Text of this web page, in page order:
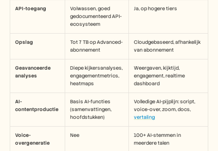
API-toegang
Volwassen, goed
gedocumenteerd API-
ecosysteem
Ja, op hogere tiers
Opslag
Tot 7 TB op Advanced-
abonnement
Cloudgebaseerd, afhankelijk
van abonnement
Geavanceerde
analyses
Diepe kijkersanalyses,
engagementmetrics,
heatmaps
Weergaven, kijktijd,
engagement, realtime
dashboard
AI-
contentproductie
Basis AI-functies
(samenvattingen,
hoofdstukken)
Volledige AI-pijplijn: script,
vertaling
Voice-
overgeneratie
Nee
100+ AI-stemmen in
meerdere talen